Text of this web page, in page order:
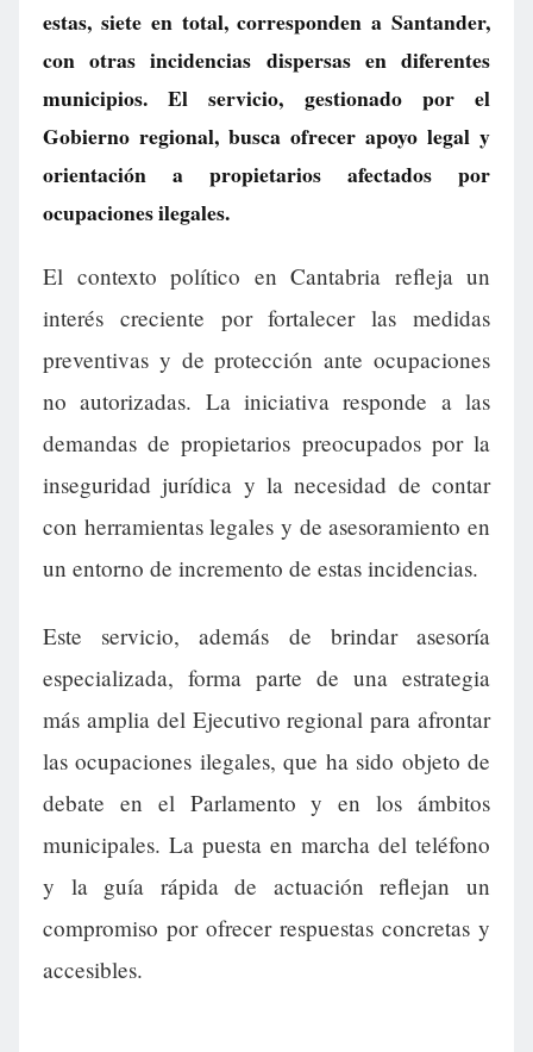
estas, siete en total, corresponden a Santander,
con otras incidencias dispersas en diferentes
municipios. El servicio, gestionado por el
Gobierno regional, busca ofrecer apoyo legal y
orientación a propietarios afectados por
ocupaciones ilegales.
El contexto político en Cantabria refleja un
interés creciente por fortalecer las medidas
preventivas y de protección ante ocupaciones
no autorizadas. La iniciativa responde a las
demandas de propietarios preocupados por la
inseguridad jurídica y la necesidad de contar
con herramientas legales y de asesoramiento en
un entorno de incremento de estas incidencias.
Este servicio, además de brindar asesoría
especializada, forma parte de una estrategia
más amplia del Ejecutivo regional para afrontar
las ocupaciones ilegales, que ha sido objeto de
debate en el Parlamento y en los ámbitos
municipales. La puesta en marcha del teléfono
y la guía rápida de actuación reflejan un
compromiso por ofrecer respuestas concretas y
accesibles.